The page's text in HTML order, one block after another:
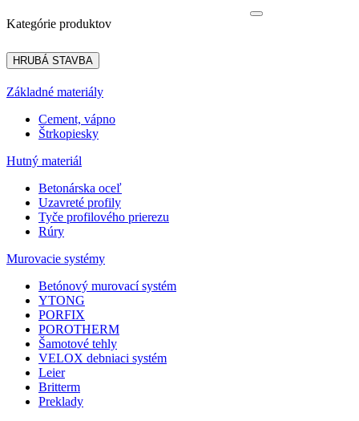
Kategórie produktov
HRUBÁ STAVBA
Základné materiály
Cement, vápno
Štrkopiesky
Hutný materiál
Betonárska oceľ
Uzavreté profily
Tyče profilového prierezu
Rúry
Murovacie systémy
Betónový murovací systém
YTONG
PORFIX
POROTHERM
Šamotové tehly
VELOX debniaci systém
Leier
Britterm
Preklady